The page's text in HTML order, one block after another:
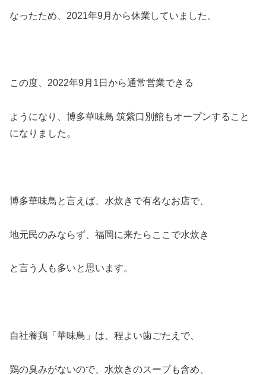
なったため、2021年9月から休業していました。
この度、2022年9月1日から通常営業できる
ようになり、博多華味鳥 筑紫口別館もオープンすること
になりました。
博多華味鳥と言えば、水炊きで有名なお店で、
地元民のみならず、福岡に来たらここで水炊き
と言う人も多いと思います。
自社養鶏「華味鳥」は、程よい歯ごたえで、
鶏の臭みがないので、水炊きのスープも含め、